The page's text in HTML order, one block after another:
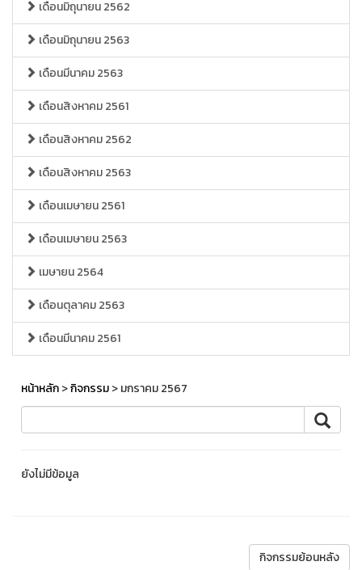
เดือนมิถุนายน 2562
เดือนมิถุนายน 2563
เดือนมีนาคม 2563
เดือนสิงหาคม 2561
เดือนสิงหาคม 2562
เดือนสิงหาคม 2563
เดือนเมษายน 2561
เดือนเมษายน 2563
เมษายน 2564
เดือนตุลาคม 2563
เดือนมีนาคม 2561
หน้าหลัก>กิจกรรม> มกราคม 2567
ยังไม่มีข้อมูล
กิจกรรมย้อนหลัง